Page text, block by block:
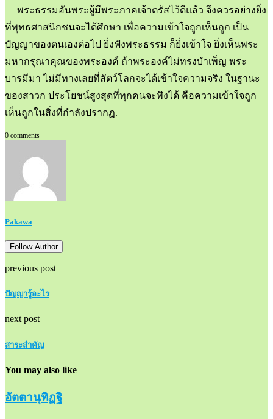
พระธรรมอันพระผู้มีพระภาคเจ้าตรัสไว้ดีแล้ว จึงควรอย่างยิ่ง
ที่พุทธศาสนิกชนจะได้ศึกษา เพื่อความเข้าใจถูกเห็นถูก เป็น
ปัญญาของตนเองต่อไป ยิ่งฟังพระธรรม ก็ยิ่งเข้าใจ ยิ่งเห็นพระ
มหากรุณาคุณของพระองค์ ถ้าพระองค์ไม่ทรงบำเพ็ญ พระ
บารมีมา ไม่มีทางเลยที่สัตว์โลกจะได้เข้าใจความจริง ในฐานะ
ของสาวก ประโยชน์สูงสุดที่ทุกคนจะพึงได้ คือความเข้าใจถูก
เห็นถูกในสิ่งที่กำลังปรากฏ.
0 comments
Pakawa
Follow Author
previous post
ปัญญารู้อะไร
next post
สาระสำคัญ
You may also like
อัตตานุทิฏฐิ